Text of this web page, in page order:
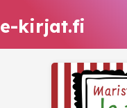
e-kirjat.fi